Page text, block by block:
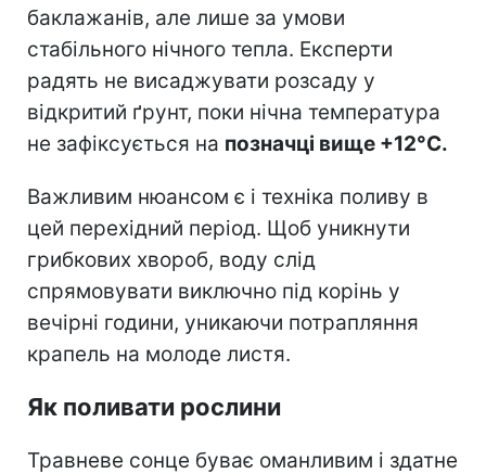
баклажанів, але лише за умови
стабільного нічного тепла. Експерти
радять не висаджувати розсаду у
відкритий ґрунт, поки нічна температура
не зафіксується на позначці вище +12°C.
Важливим нюансом є і техніка поливу в
цей перехідний період. Щоб уникнути
грибкових хвороб, воду слід
спрямовувати виключно під корінь у
вечірні години, уникаючи потрапляння
крапель на молоде листя.
Як поливати рослини
Травневе сонце буває оманливим і здатне